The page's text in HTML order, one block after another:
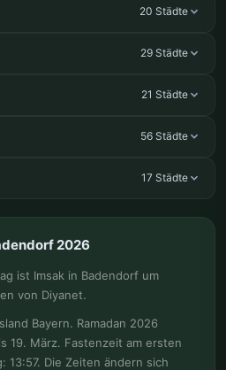
20 Städte
29 Städte
21 Städte
56 Städte
17 Städte
2026
ist Imsak in Badendorf um
von Diyanet.
Bayern. Ramadan 2026
19. März. Fastenzeit am ersten
13:57. Die Zeiten ändern sich